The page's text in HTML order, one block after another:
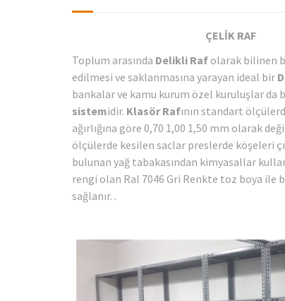
ÇELİK RAF
Toplum arasında Delikli Raf olarak bilinen
edilmesi ve saklanmasına yarayan ideal bir
bankalar ve kamu kurum özel kuruluşlar
sistemidir. Klasör Rafının standart
ağırlığına göre 0,70 1,00 1,50 mm olarak
ölçülerde kesilen saclar preslerde köşeleri
bulunan yağ tabakasından kimyasallar
rengi olan Ral 7046 Gri Renkte toz boya ile
sağlanır. .